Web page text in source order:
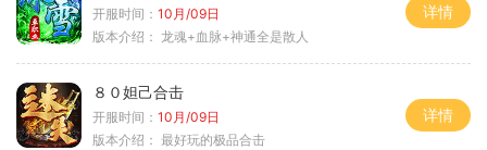
开服时间： 10月/09日
版本介绍： 龙魂+血脉+神通全是散人
详情
８０妲己合击
开服时间： 10月/09日
版本介绍： 最好玩的极品合击
详情